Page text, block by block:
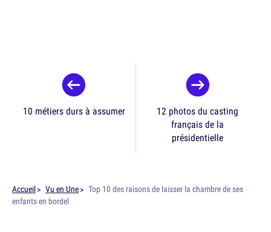
10 métiers durs à assumer
12 photos du casting
français de la
présidentielle
Accueil Vu en Une
Top 10 des raisons de laisser la chambre de ses
enfants en bordel